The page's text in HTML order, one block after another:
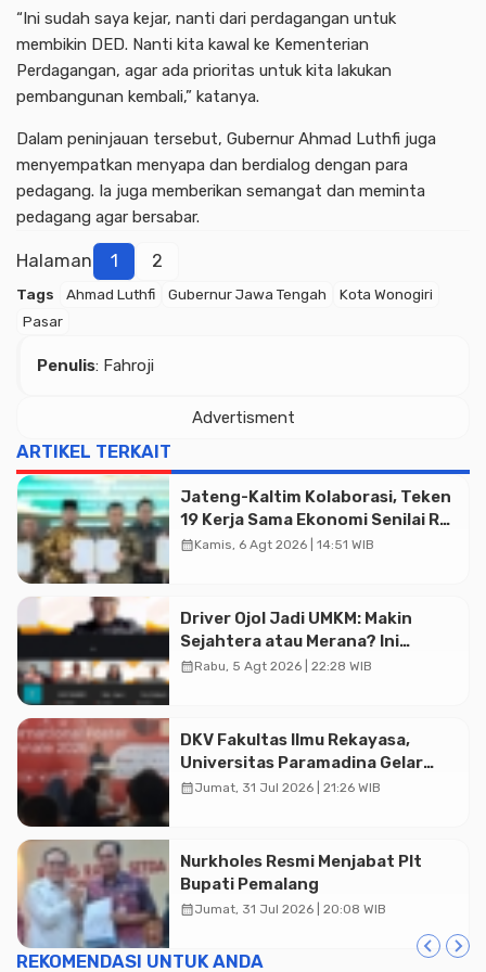
“Ini sudah saya kejar, nanti dari perdagangan untuk
membikin DED. Nanti kita kawal ke Kementerian
Perdagangan, agar ada prioritas untuk kita lakukan
pembangunan kembali,” katanya.
Dalam peninjauan tersebut, Gubernur Ahmad Luthfi juga
menyempatkan menyapa dan berdialog dengan para
pedagang. Ia juga memberikan semangat dan meminta
pedagang agar bersabar.
Halaman 1 2
Tags Ahmad Luthfi Gubernur Jawa Tengah
Kota Wonogiri
Pasar
Penulis: Fahroji
Advertisment
ARTIKEL TERKAIT
Jateng-Kaltim Kolaborasi, Teken
19 Kerja Sama Ekonomi Senilai Rp
20,2 Triliun
calendar_monthKamis, 6 Agt 2026 | 14:51 WIB
Driver Ojol Jadi UMKM: Makin
Sejahtera atau Merana? Ini
Temuan Diskusi Paramadina
calendar_monthRabu, 5 Agt 2026 | 22:28 WIB
DKV Fakultas Ilmu Rekayasa,
Universitas Paramadina Gelar
Diskusi Desain
calendar_monthJumat, 31 Jul 2026 | 21:26 WIB
Nurkholes Resmi Menjabat Plt
Bupati Pemalang
calendar_monthJumat, 31 Jul 2026 | 20:08 WIB
REKOMENDASI UNTUK ANDA